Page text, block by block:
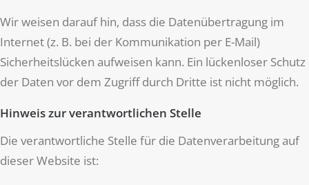
Wir weisen darauf hin, dass die Datenübertragung im
Internet (z. B. bei der Kommunikation per E-Mail)
Sicherheitslücken aufweisen kann. Ein lückenloser Schutz
der Daten vor dem Zugriff durch Dritte ist nicht möglich.
Hinweis zur verantwortlichen Stelle
Die verantwortliche Stelle für die Datenverarbeitung auf
dieser Website ist: